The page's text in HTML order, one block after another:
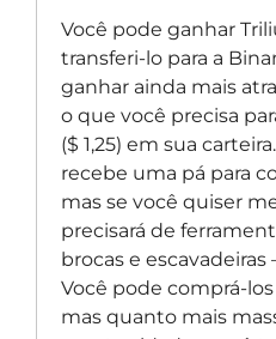
Você pode ganhar
transferi-lo para a
ganhar ainda mais
o que você precisa
($ 1,25) em sua
recebe uma pá para
mas se você quiser
precisará de
brocas e escavadeiras
Você pode comprá-
mas quanto mais